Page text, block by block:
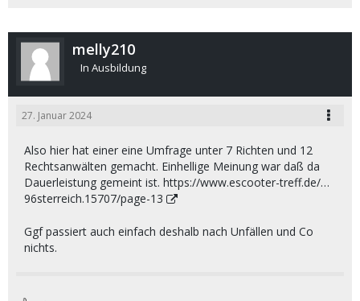
melly210
In Ausbildung
27. Januar 2024
Also hier hat einer eine Umfrage unter 7 Richten und 12
Rechtsanwälten gemacht. Einhellige Meinung war daß da
Dauerleistung gemeint ist. https://www.escooter-treff.de/…
96sterreich.15707/page-13
Ggf passiert auch einfach deshalb nach Unfällen und Co
nichts.